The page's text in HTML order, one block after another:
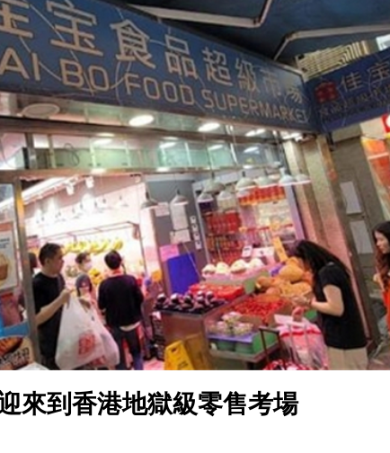
鞍山女婆山發現遺體
美國加徵關稅」
來到香港地獄級零售考場